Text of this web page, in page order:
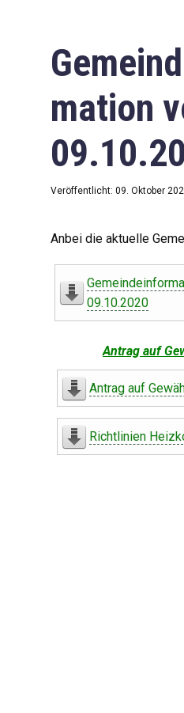
mation
Veröffentlicht: 09. Oktober
Anbei die aktuelle
09.10.2020
Antrag auf
Antrag auf
Richtlinien